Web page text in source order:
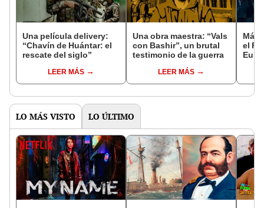
Una película delivery:
“Chavín de Huántar: el
rescate del siglo”
LEER MÁS
Una obra maestra: “Vals
con Bashir”, un brutal
testimonio de la guerra
LEER MÁS
Más
el
LO MÁS VISTO LO ÚLTIMO